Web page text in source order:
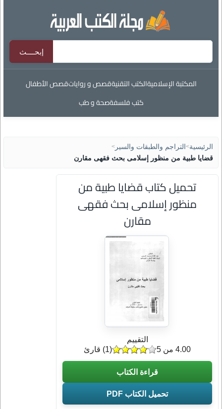
المكتبة الإسلاميةالكتب التقنيةقصص و رواياتقصص الأطفال
كتب فلسفةصحة و طب
الرئيسية> التراجم والطبقات والسير >
قضايا طبية من منظور إسلامى بحث فقهى مقارن
تحميل كتاب قضايا طبية من
منظور إسلامى بحث فقهى
مقارن
التقييم
(
1) قارئ 4.00 من 5
قراءة الكتاب
تحميل الكتاب PDF